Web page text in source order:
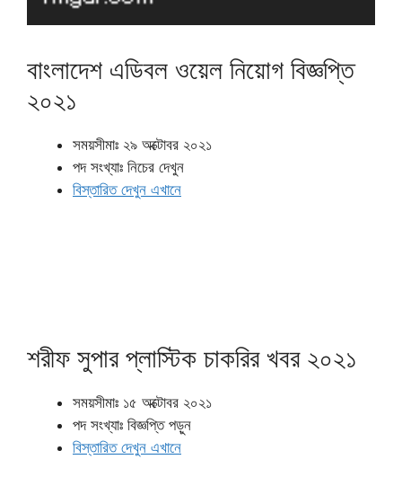
বাংলাদেশ এডিবল ওয়েল নিয়োগ বিজ্ঞপ্তি
২০২১
সময়সীমাঃ ২৯ অক্টোবর ২০২১
পদ সংখ্যাঃ নিচের দেখুন
বিস্তারিত দেখুন এখানে
শরীফ সুপার প্লাস্টিক চাকরির খবর ২০২১
সময়সীমাঃ ১৫ অক্টোবর ২০২১
পদ সংখ্যাঃ বিজ্ঞপ্তি পড়ুন
বিস্তারিত দেখুন এখানে